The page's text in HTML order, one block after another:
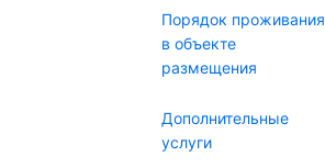
Порядок проживания
в объекте
размещения
Дополнительные
услуги